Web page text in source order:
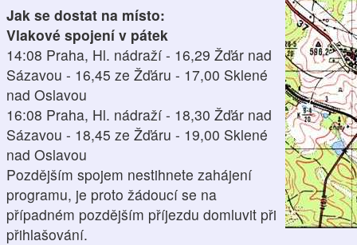
Jak se dostat na místo:
Vlakové spojení v pátek
14:08 Praha, Hl. nádraží - 16,29 Žďár nad
Sázavou - 16,45 ze Žďáru - 17,00 Sklené
nad Oslavou
16:08 Praha, Hl. nádraží - 18,30 Žďár nad
Sázavou - 18,45 ze Žďáru - 19,00 Sklené
nad Oslavou
Pozdějším spojem nestihnete zahájení
programu, je proto žádoucí se na
případném pozdějším příjezdu domluvit při
přihlašování.